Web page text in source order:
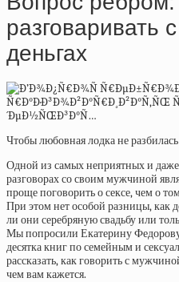
разговаривать
деньгах
Чтобы любовная лодка не
Одной из самых неприятных и
разговорах со своим мужчиной
проще поговорить о сексе, чем о
При этом нет особой разницы, как
ли они серебряную свадьбу или
Мы попросили Екатерину
десятка книг по семейным и
рассказать, как говорить с
чем вам кажется.